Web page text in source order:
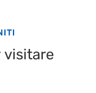
visitare